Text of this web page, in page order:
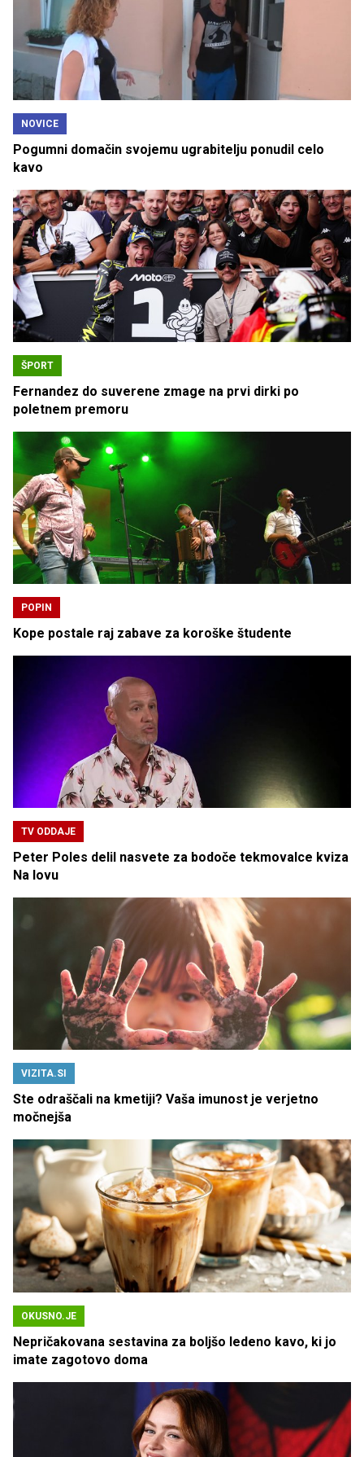
NOVICE
Pogumni domačin svojemu ugrabitelju ponudil celo
kavo
ŠPORT
Fernandez do suverene zmage na prvi dirki po
poletnem premoru
POPIN
Kope postale raj zabave za koroške študente
TV ODDAJE
Peter Poles delil nasvete za bodoče tekmovalce kviza
Na lovu
VIZITA.SI
Ste odraščali na kmetiji? Vaša imunost je verjetno
močnejša
OKUSNO.JE
Nepričakovana sestavina za boljšo ledeno kavo, ki jo
imate zagotovo doma